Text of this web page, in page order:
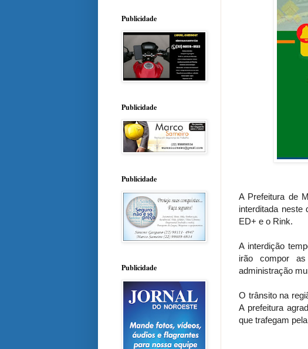
A Prefeitura de
interditada neste
ED+ e o Rink.
A interdição
irão compor
administração
O trânsito na
A prefeitura
que trafegam
Publicidade
Publicidade
Publicidade
Publicidade